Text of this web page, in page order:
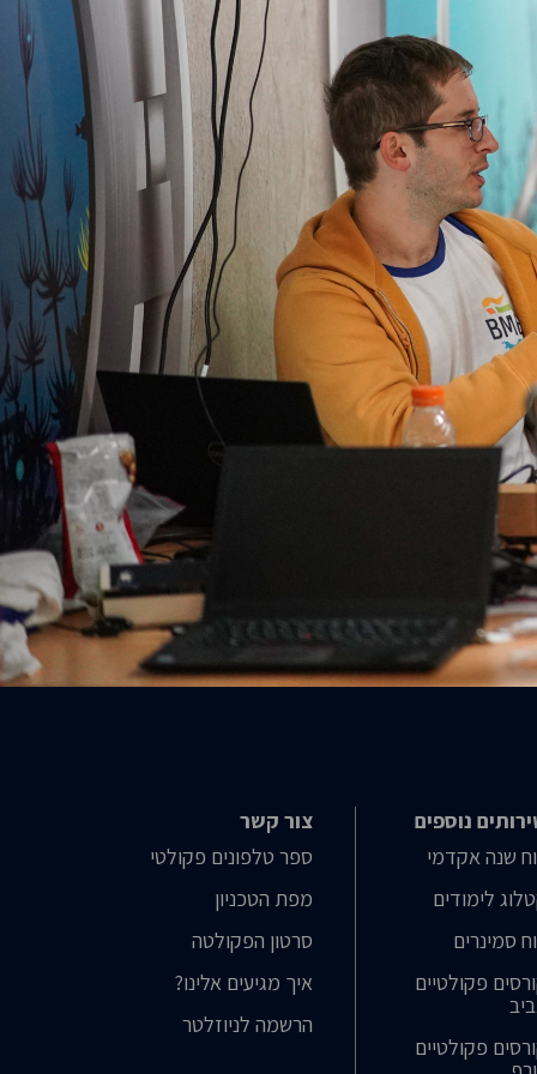
נוספים
שנה אקדמי
לימודים
סמינרים
פקולטיים
פקולטיים
צור קשר
ספר טלפונים פקולטי
מפת הטכניון
סרטון הפקולטה
איך מגיעים אלינו?
הרשמה לניוזלטר